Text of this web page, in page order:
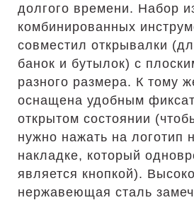
долгого времени. Набор
комбинированных
совместил открывалки
банок и бутылок) с
разного размера. К тому
оснащена удобным
открытом состоянии
нужно нажать на логотип
накладке, который
является кнопкой).
нержавеющая сталь